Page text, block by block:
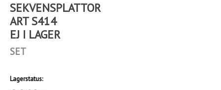
SEKVENSPLATTOR
ART S414
EJ I LAGER
SET
Lagerstatus: